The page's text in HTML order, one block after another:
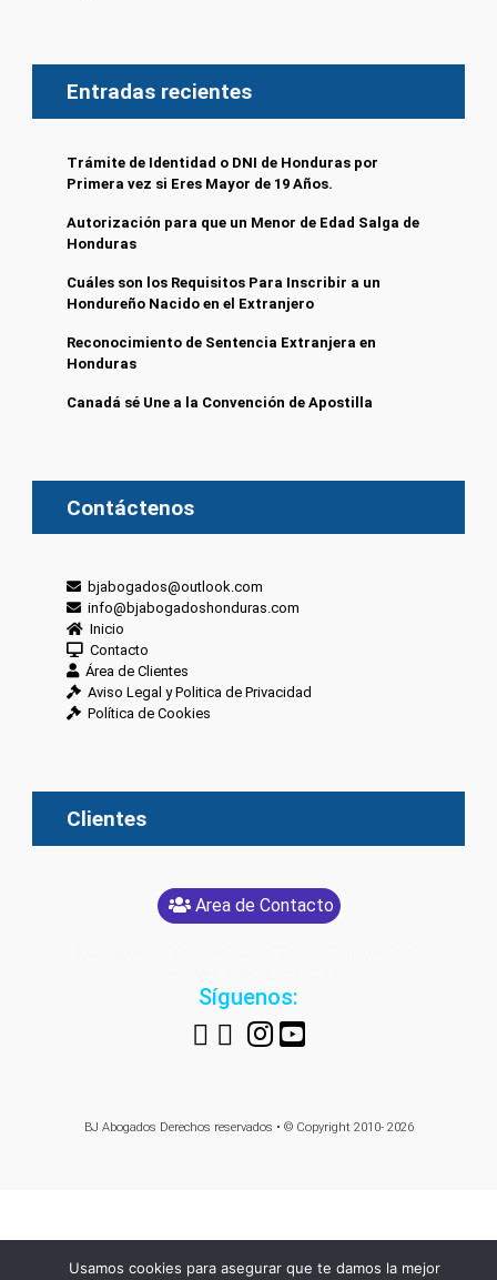
Entradas recientes
Trámite de Identidad o DNI de Honduras por
Primera vez si Eres Mayor de 19 Años.
Autorización para que un Menor de Edad Salga de
Honduras
Cuáles son los Requisitos Para Inscribir a un
Hondureño Nacido en el Extranjero
Reconocimiento de Sentencia Extranjera en
Honduras
Canadá sé Une a la Convención de Apostilla
Contáctenos
bjabogados@outlook.com
info@bjabogadoshonduras.com
Inicio
Contacto
Área de Clientes
Aviso Legal y Politica de Privacidad
Política de Cookies
Clientes
Area de Contacto
Síguenos:
BJ Abogados Derechos reservados • © Copyright 2010- 2026
Usamos cookies para asegurar que te damos la mejor